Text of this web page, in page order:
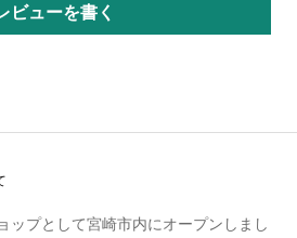
ビューを書く
ップとして宮崎市内にオープンしまし